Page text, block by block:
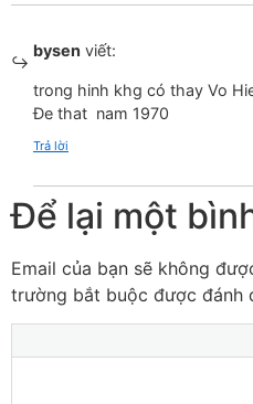
bysen viết:
trong hinh khg có thay Vo
Đe that nam 1970
Trả lời
Để lại một
Email của bạn sẽ không
trường bắt buộc được đánh